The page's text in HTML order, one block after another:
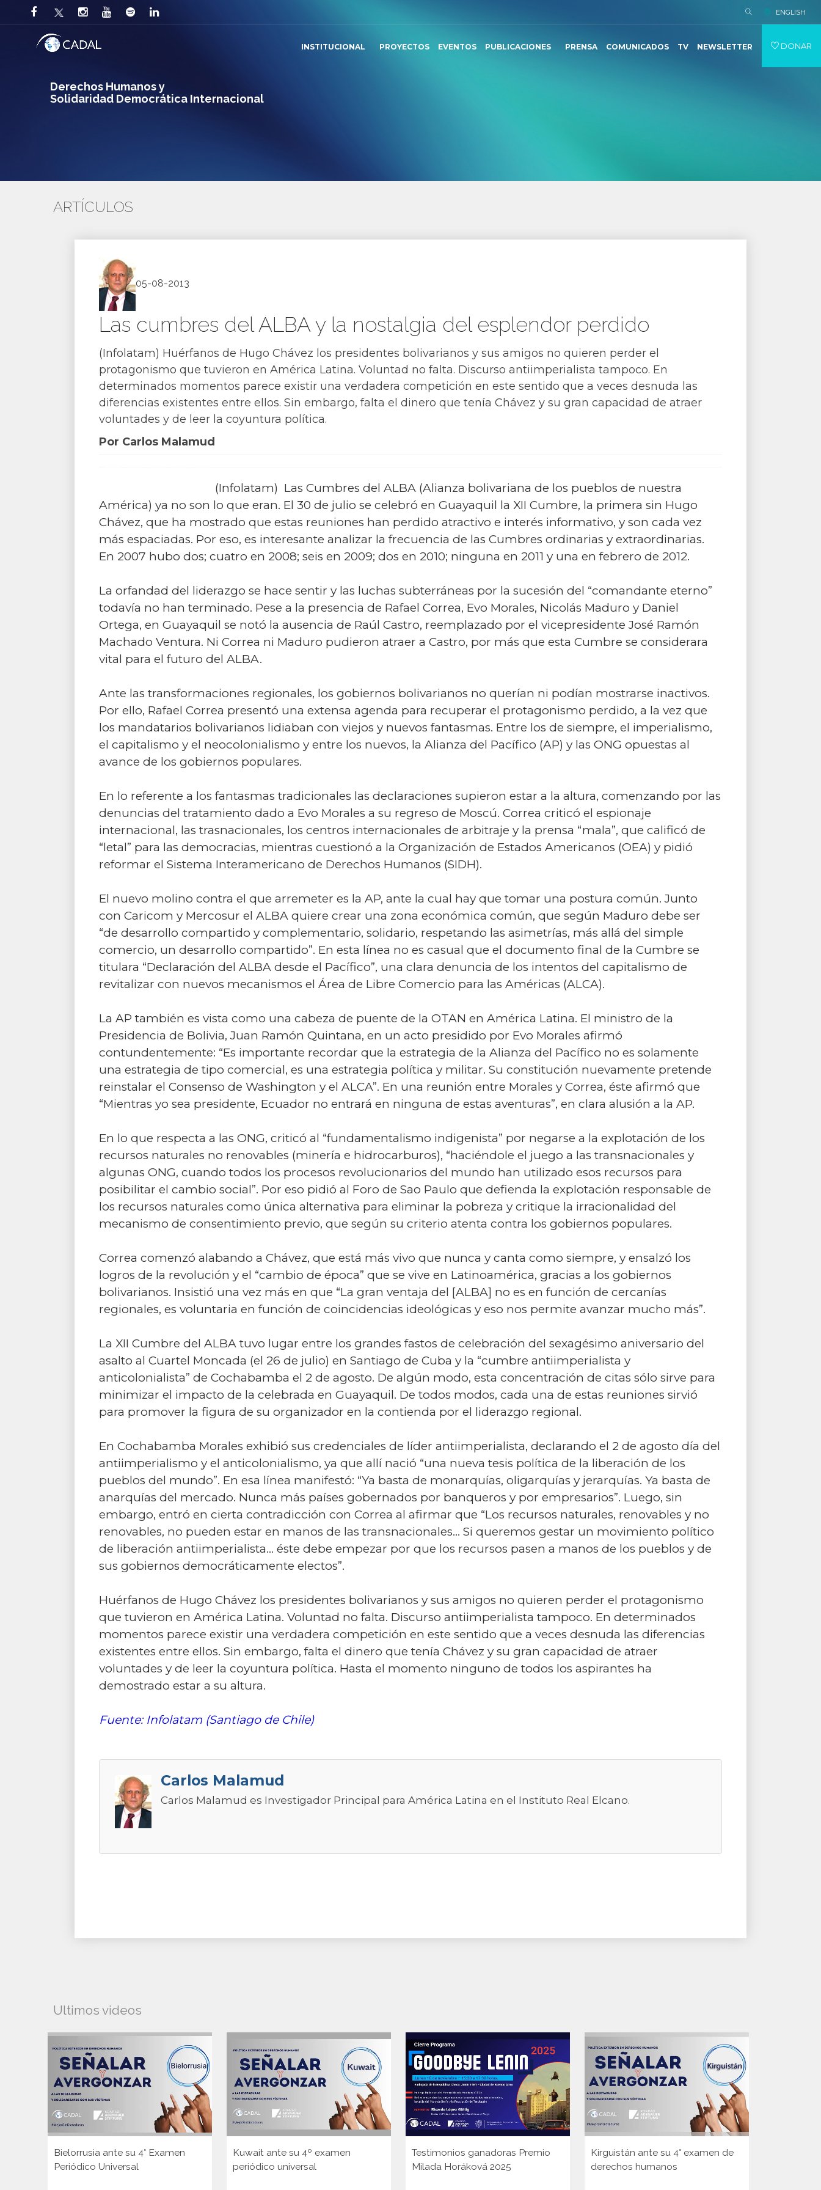
Derechos Humanos y
Solidaridad Democrática Internacional
ENGLISH
INSTITUCIONAL PROYECTOS EVENTOS PUBLICACIONES PRENSA COMUNICADOS TV NEWSLETTER DONAR
ARTÍCULOS
05-08-2013
Las cumbres del ALBA y la nostalgia del esplendor perdido
(Infolatam) Huérfanos de Hugo Chávez los presidentes bolivarianos y sus amigos no quieren perder el
protagonismo que tuvieron en América Latina. Voluntad no falta. Discurso antiimperialista tampoco. En
determinados momentos parece existir una verdadera competición en este sentido que a veces desnuda las
diferencias existentes entre ellos. Sin embargo, falta el dinero que tenía Chávez y su gran capacidad de atraer
voluntades y de leer la coyuntura política.
Por Carlos Malamud
(Infolatam) Las Cumbres del ALBA (Alianza bolivariana de los pueblos de nuestra
América) ya no son lo que eran. El 30 de julio se celebró en Guayaquil la XII Cumbre, la primera sin Hugo
Chávez, que ha mostrado que estas reuniones han perdido atractivo e interés informativo, y son cada vez
más espaciadas. Por eso, es interesante analizar la frecuencia de las Cumbres ordinarias y extraordinarias.
En 2007 hubo dos; cuatro en 2008; seis en 2009; dos en 2010; ninguna en 2011 y una en febrero de 2012.
La orfandad del liderazgo se hace sentir y las luchas subterráneas por la sucesión del “comandante eterno”
todavía no han terminado. Pese a la presencia de Rafael Correa, Evo Morales, Nicolás Maduro y Daniel
Ortega, en Guayaquil se notó la ausencia de Raúl Castro, reemplazado por el vicepresidente José Ramón
Machado Ventura. Ni Correa ni Maduro pudieron atraer a Castro, por más que esta Cumbre se considerara
vital para el futuro del ALBA.
Ante las transformaciones regionales, los gobiernos bolivarianos no querían ni podían mostrarse inactivos.
Por ello, Rafael Correa presentó una extensa agenda para recuperar el protagonismo perdido, a la vez que
los mandatarios bolivarianos lidiaban con viejos y nuevos fantasmas. Entre los de siempre, el imperialismo,
el capitalismo y el neocolonialismo y entre los nuevos, la Alianza del Pacífico (AP) y las ONG opuestas al
avance de los gobiernos populares.
En lo referente a los fantasmas tradicionales las declaraciones supieron estar a la altura, comenzando por las
denuncias del tratamiento dado a Evo Morales a su regreso de Moscú. Correa criticó el espionaje
internacional, las trasnacionales, los centros internacionales de arbitraje y la prensa “mala”, que calificó de
“letal” para las democracias, mientras cuestionó a la Organización de Estados Americanos (OEA) y pidió
reformar el Sistema Interamericano de Derechos Humanos (SIDH).
El nuevo molino contra el que arremeter es la AP, ante la cual hay que tomar una postura común. Junto
con Caricom y Mercosur el ALBA quiere crear una zona económica común, que según Maduro debe ser
“de desarrollo compartido y complementario, solidario, respetando las asimetrías, más allá del simple
comercio, un desarrollo compartido”. En esta línea no es casual que el documento final de la Cumbre se
titulara “Declaración del ALBA desde el Pacífico”, una clara denuncia de los intentos del capitalismo de
revitalizar con nuevos mecanismos el Área de Libre Comercio para las Américas (ALCA).
La AP también es vista como una cabeza de puente de la OTAN en América Latina. El ministro de la
Presidencia de Bolivia, Juan Ramón Quintana, en un acto presidido por Evo Morales afirmó
contundentemente: “Es importante recordar que la estrategia de la Alianza del Pacífico no es solamente
una estrategia de tipo comercial, es una estrategia política y militar. Su constitución nuevamente pretende
reinstalar el Consenso de Washington y el ALCA”. En una reunión entre Morales y Correa, éste afirmó que
“Mientras yo sea presidente, Ecuador no entrará en ninguna de estas aventuras”, en clara alusión a la AP.
En lo que respecta a las ONG, criticó al “fundamentalismo indigenista” por negarse a la explotación de los
recursos naturales no renovables (minería e hidrocarburos), “haciéndole el juego a las transnacionales y
algunas ONG, cuando todos los procesos revolucionarios del mundo han utilizado esos recursos para
posibilitar el cambio social”. Por eso pidió al Foro de Sao Paulo que defienda la explotación responsable de
los recursos naturales como única alternativa para eliminar la pobreza y critique la irracionalidad del
mecanismo de consentimiento previo, que según su criterio atenta contra los gobiernos populares.
Correa comenzó alabando a Chávez, que está más vivo que nunca y canta como siempre, y ensalzó los
logros de la revolución y el “cambio de época” que se vive en Latinoamérica, gracias a los gobiernos
bolivarianos. Insistió una vez más en que “La gran ventaja del [ALBA] no es en función de cercanías
regionales, es voluntaria en función de coincidencias ideológicas y eso nos permite avanzar mucho más”.
La XII Cumbre del ALBA tuvo lugar entre los grandes fastos de celebración del sexagésimo aniversario del
asalto al Cuartel Moncada (el 26 de julio) en Santiago de Cuba y la “cumbre antiimperialista y
anticolonialista” de Cochabamba el 2 de agosto. De algún modo, esta concentración de citas sólo sirve para
minimizar el impacto de la celebrada en Guayaquil. De todos modos, cada una de estas reuniones sirvió
para promover la figura de su organizador en la contienda por el liderazgo regional.
En Cochabamba Morales exhibió sus credenciales de líder antiimperialista, declarando el 2 de agosto día del
antiimperialismo y el anticolonialismo, ya que allí nació “una nueva tesis política de la liberación de los
pueblos del mundo”. En esa línea manifestó: “Ya basta de monarquías, oligarquías y jerarquías. Ya basta de
anarquías del mercado. Nunca más países gobernados por banqueros y por empresarios”. Luego, sin
embargo, entró en cierta contradicción con Correa al afirmar que “Los recursos naturales, renovables y no
renovables, no pueden estar en manos de las transnacionales… Si queremos gestar un movimiento político
de liberación antiimperialista… éste debe empezar por que los recursos pasen a manos de los pueblos y de
sus gobiernos democráticamente electos”.
Huérfanos de Hugo Chávez los presidentes bolivarianos y sus amigos no quieren perder el protagonismo
que tuvieron en América Latina. Voluntad no falta. Discurso antiimperialista tampoco. En determinados
momentos parece existir una verdadera competición en este sentido que a veces desnuda las diferencias
existentes entre ellos. Sin embargo, falta el dinero que tenía Chávez y su gran capacidad de atraer
voluntades y de leer la coyuntura política. Hasta el momento ninguno de todos los aspirantes ha
demostrado estar a su altura.
Fuente: Infolatam (Santiago de Chile)
Carlos Malamud
Carlos Malamud es Investigador Principal para América Latina en el Instituto Real Elcano.
Ultimos videos
Bielorrusia ante su 4° Examen
Periódico Universal
Kuwait ante su 4º examen
periódico universal
Testimonios ganadoras Premio
Milada Horáková 2025
Kirguistán ante su 4° examen de
derechos humanos